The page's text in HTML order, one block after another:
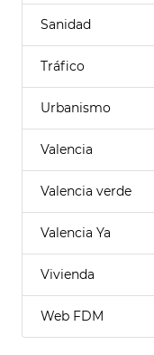
Sanidad
Tráfico
Urbanismo
Valencia
Valencia verde
Valencia Ya
Vivienda
Web FDM